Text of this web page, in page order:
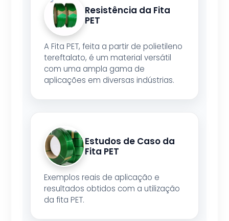
Resistência da Fita
PET
A Fita PET, feita a partir de polietileno
tereftalato, é um material versátil
com uma ampla gama de
aplicações em diversas indústrias.
Estudos de Caso da
Fita PET
Exemplos reais de aplicação e
resultados obtidos com a utilização
da fita PET.